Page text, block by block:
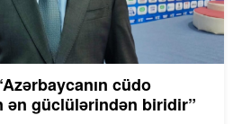
cüdo
ən güclülərindən biridir”